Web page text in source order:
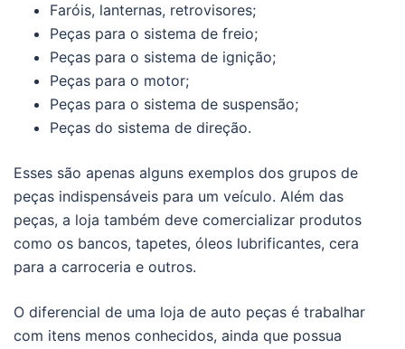
Faróis, lanternas, retrovisores;
Peças para o sistema de freio;
Peças para o sistema de ignição;
Peças para o motor;
Peças para o sistema de suspensão;
Peças do sistema de direção.
Esses são apenas alguns exemplos dos grupos de
peças indispensáveis para um veículo. Além das
peças, a loja também deve comercializar produtos
como os bancos, tapetes, óleos lubrificantes, cera
para a carroceria e outros.
O diferencial de uma loja de auto peças é trabalhar
com itens menos conhecidos, ainda que possua